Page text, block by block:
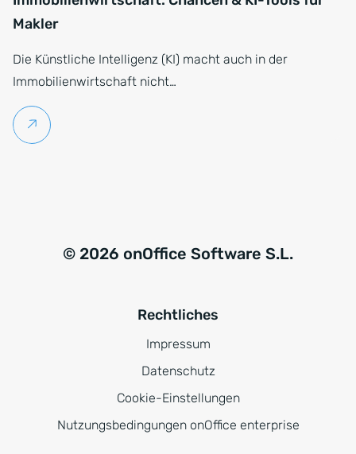
Makler
Die Künstliche Intelligenz (KI) macht auch in der
Immobilienwirtschaft nicht…
Weiterlesen
© 2026 onOffice Software S.L.
Rechtliches
Impressum
Datenschutz
Cookie-Einstellungen
Nutzungsbedingungen onOffice enterprise